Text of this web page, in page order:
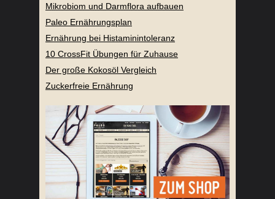
Mikrobiom und Darmflora aufbauen
Paleo Ernährungsplan
Ernährung bei Histaminintoleranz
10 CrossFit Übungen für Zuhause
Der große Kokosöl Vergleich
Zuckerfreie Ernährung